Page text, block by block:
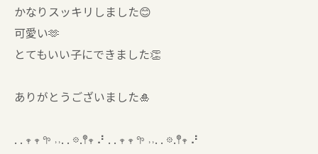
かなりスッキリしました😊
可愛い🫶
とてもいい子にできました👏
ありがとうございました🎍
. . 𖥧 𖥧 𖧧 ˒˒. . 𖡼.𖤣𖥧 ⠜ . . 𖥧 𖥧 𖧧 ˒˒. . 𖡼.𖤣𖥧 ⠜